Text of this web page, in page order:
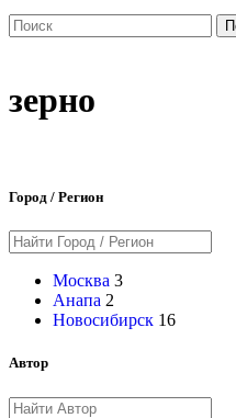
зерно
Город / Регион
Москва 3
Анапа 2
Новосибирск 16
Автор